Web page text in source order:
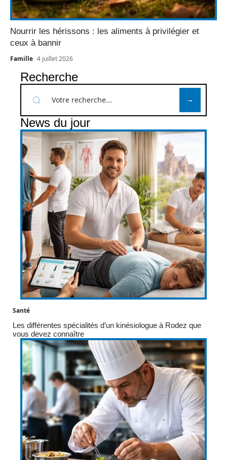
Nourrir les hérissons : les aliments à privilégier et
ceux à bannir
Famille 4 juillet 2026
Recherche
News du jour
Santé
Les différentes spécialités d’un kinésiologue à Rodez que
vous devez connaître